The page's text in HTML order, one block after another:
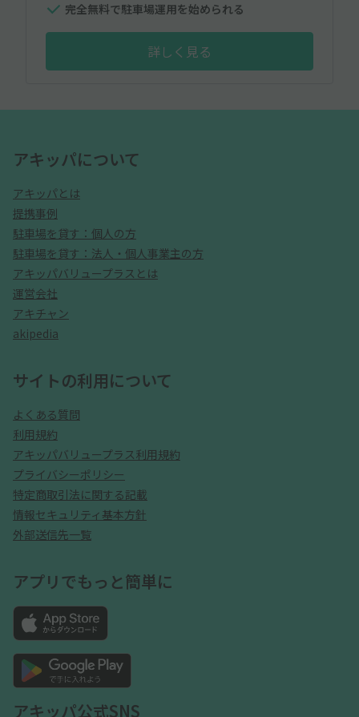
完全無料で駐車場運用を始められる
詳しく見る
アキッパについて
アキッパとは
提携事例
駐車場を貸す：個人の方
駐車場を貸す：法人・個人事業主の方
アキッパバリュープラスとは
運営会社
アキチャン
akipedia
サイトの利用について
よくある質問
利用規約
アキッパバリュープラス利用規約
プライバシーポリシー
特定商取引法に関する記載
情報セキュリティ基本方針
外部送信先一覧
アプリでもっと簡単に
アキッパ公式SNS